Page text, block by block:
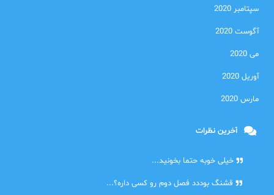
سپتامبر 2020
آگوست 2020
می 2020
آوریل 2020
مارس 2020
آخرین نظرات
خیلی خوبه حتما بخونید...
قشنگ بوددد فصل دوم رو کسی داره؟...